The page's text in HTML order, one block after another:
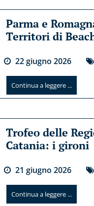
Parma e
Territori di
22giugno 2026
Continua a leggere ...
Trofeo delle
Catania: i gironi
21 giugno 2026
Continua a leggere ...